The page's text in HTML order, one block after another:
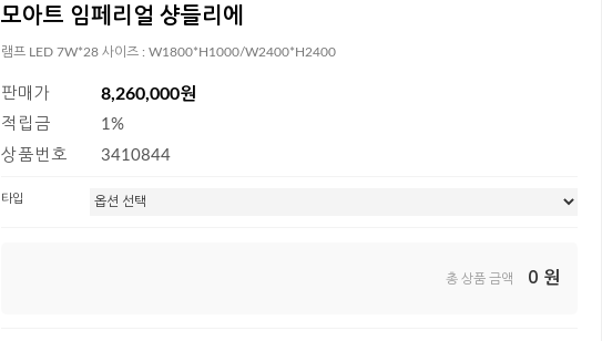
모아트 임페리얼 샹들리에
램프 LED 7W*28 사이즈 : W1800*H1000/W2400*H2400
판매가 8,260,000원
적립금
1%
상품번호
3410844
타입
총 상품 금액 0 원